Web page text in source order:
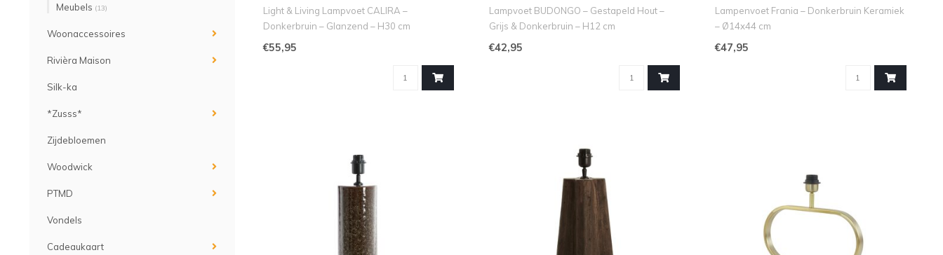
Meubels (13)
Woonaccessoires
Rivièra Maison
Silk-ka
*Zusss*
Zijdebloemen
Woodwick
PTMD
Vondels
Cadeaukaart
Light & Living Lampvoet CALIRA –
Donkerbruin – Glanzend – H30 cm
Breng ho..
€55,95
Lampvoet BUDONGO – Gestapeld Hout –
Grijs & Donkerbruin – H12 cm
Haal de ..
€42,95
Lampenvoet Frania – Donkerbruin Keramiek
– Ø14x44 cm
Upgrade je verlichtin..
€47,95